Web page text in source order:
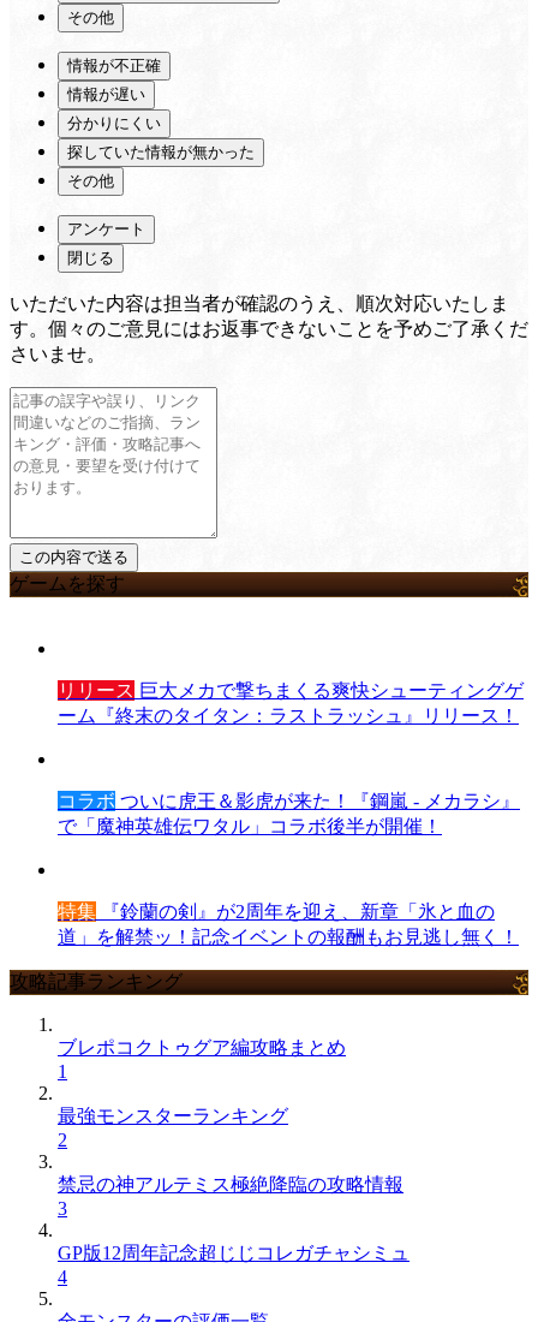
その他
情報が不正確
情報が遅い
分かりにくい
探していた情報が無かった
その他
アンケート
閉じる
いただいた内容は担当者が確認のうえ、順次対応いたしま
す。個々のご意見にはお返事できないことを予めご了承くだ
さいませ。
ゲームを探す
リリース 巨大メカで撃ちまくる爽快シューティングゲ
ーム『終末のタイタン：ラストラッシュ』リリース！
コラボ ついに虎王＆影虎が来た！『鋼嵐 - メカラシ』
で「魔神英雄伝ワタル」コラボ後半が開催！
特集 『鈴蘭の剣』が2周年を迎え、新章「氷と血の
道」を解禁ッ！記念イベントの報酬もお見逃し無く！
攻略記事ランキング
ブレポコクトゥグア編攻略まとめ
1
最強モンスターランキング
2
禁忌の神アルテミス極絶降臨の攻略情報
3
GP版12周年記念超じじコレガチャシミュ
4